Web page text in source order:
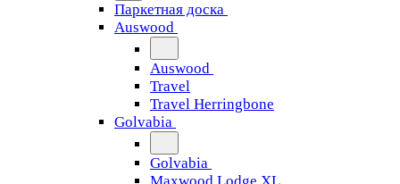
Паркетная доска
Auswood
Auswood
Travel
Travel Herringbone
Golvabia
Golvabia